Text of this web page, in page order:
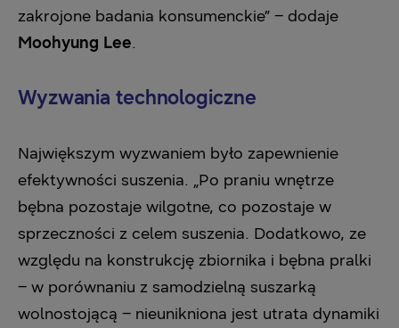
zakrojone badania konsumenckie” – dodaje
Moohyung Lee.
Wyzwania technologiczne
Największym wyzwaniem było zapewnienie
efektywności suszenia. „Po praniu wnętrze
bębna pozostaje wilgotne, co pozostaje w
sprzeczności z celem suszenia. Dodatkowo, ze
względu na konstrukcję zbiornika i bębna pralki
– w porównaniu z samodzielną suszarką
wolnostojącą – nieunikniona jest utrata dynamiki